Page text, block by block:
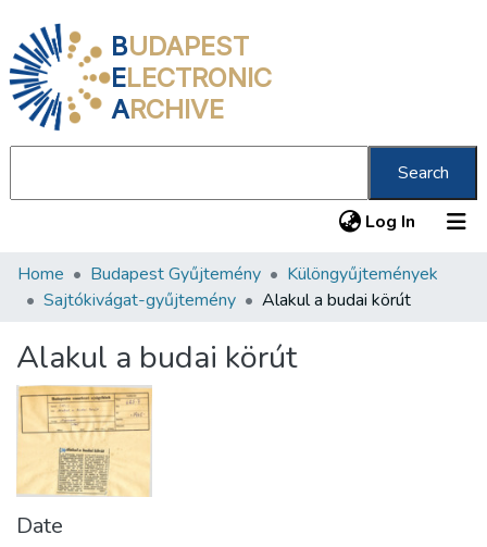
BUDAPEST
ELECTRONIC
ARCHIVE
Search
Log In (current)
Communities & Collections
Statistics
About us
Home Budapest Gyűjtemény
Különgyűjtemények
Sajtókivágat-gyűjtemény
Alakul a budai körút
Alakul a budai körút
Date